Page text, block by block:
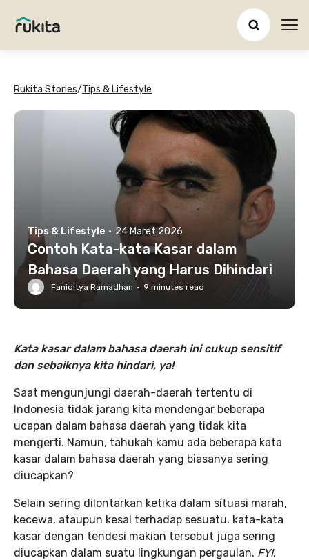
Rukita Stories/Tips & Lifestyle
Tips & Lifestyle · 24 Maret 2026
Contoh Kata-kata Kasar dalam
Bahasa Daerah yang Harus Dihindari
Faniditya Ramadhan · 9 minutes read
Kata kasar dalam bahasa daerah ini cukup sensitif
dan sebaiknya kita hindari, ya!
Saat mengunjungi daerah-daerah tertentu di
Indonesia tidak jarang kita mendengar beberapa
ucapan dalam bahasa daerah yang tidak kita
mengerti. Namun, tahukah kamu ada beberapa kata
kasar dalam bahasa daerah yang biasanya sering
diucapkan?
Selain sering dilontarkan ketika dalam situasi marah,
kecewa, ataupun kesal terhadap sesuatu, kata-kata
kasar dengan tendesi makian tersebut juga sering
diucapkan dalam suatu lingkungan pergaulan. FYI,